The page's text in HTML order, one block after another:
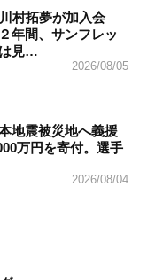
村拓夢が加入会
年間、サンフレッ
見…
2026/08/05
地震被災地へ義援
万円を寄付。選手
2026/08/04